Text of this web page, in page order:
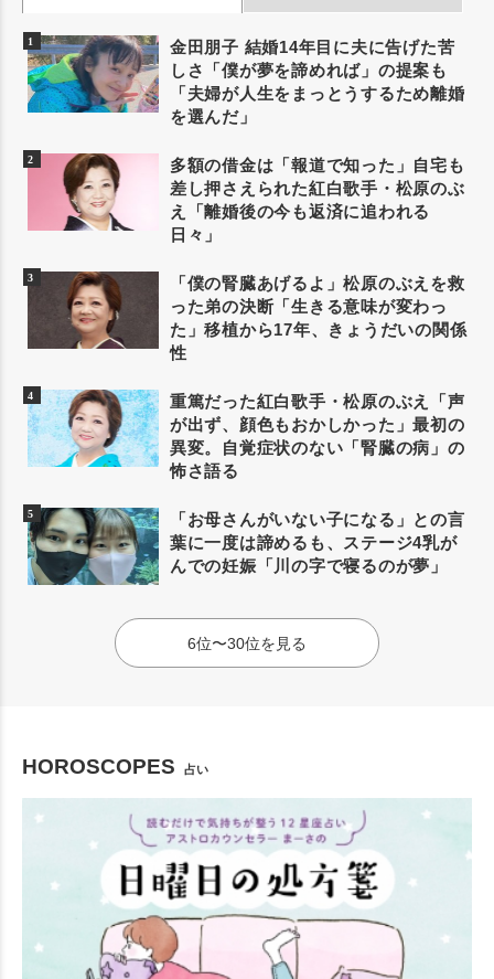
金田朋子 結婚14年目に夫に告げた苦
しさ「僕が夢を諦めれば」の提案も
「夫婦が人生をまっとうするため離婚
を選んだ」
多額の借金は「報道で知った」自宅も
差し押さえられた紅白歌手・松原のぶ
え「離婚後の今も返済に追われる
日々」
「僕の腎臓あげるよ」松原のぶえを救
った弟の決断「生きる意味が変わっ
た」移植から17年、きょうだいの関係
性
重篤だった紅白歌手・松原のぶえ「声
が出ず、顔色もおかしかった」最初の
異変。自覚症状のない「腎臓の病」の
怖さ語る
「お母さんがいない子になる」との言
葉に一度は諦めるも、ステージ4乳が
んでの妊娠「川の字で寝るのが夢」
6位〜30位を見る
HOROSCOPES 占い